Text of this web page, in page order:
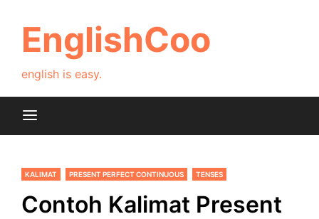
contentEnglishCoo
english is easy.
KALIMAT PRESENT PERFECT CONTINUOUS TENSES
Contoh Kalimat Present